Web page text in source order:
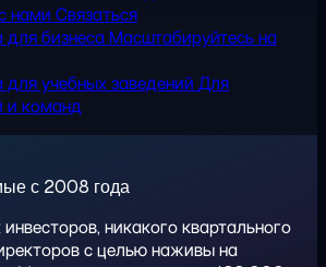
нами Связаться
бизнесаМасштабируйтесь на
учебных заведений Для
и команд
с 2008 года
никакого квартального
с целью наживы на